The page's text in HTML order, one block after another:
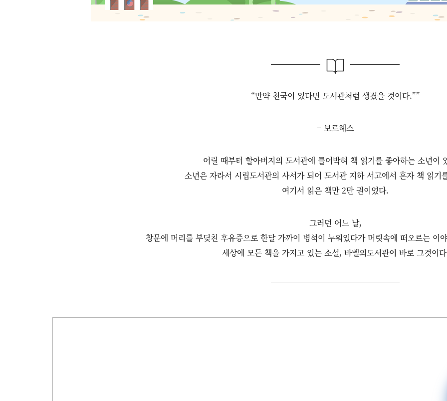
“만약 천국이 있다면 도서관처럼 생겼을 것이다.””
– 보르헤스
어릴 때부터 할아버지의 도서관에 틀어박혀 책 읽기를 좋아하는 소년이
소년은 자라서 시립도서관의 사서가 되어 도서관 지하 서고에서 혼자 책 읽기
여기서 읽은 책만 2만 권이었다.
그러던 어느 날,
창문에 머리를 부딪친 후유증으로 한달 가까이 병석이 누워있다가 머릿속에 떠오르는 이
세상에 모든 책을 가지고 있는 소설, 바벨의도서관이 바로 그것이